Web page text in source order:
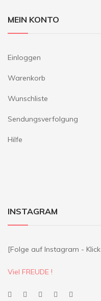
MEIN KONTO
Einloggen
Warenkorb
Wunschliste
Sendungsverfolgung
Hilfe
INSTAGRAM
[Folge auf Instagram -
Viel FREUDE !